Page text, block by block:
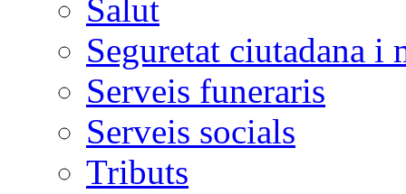
Salut
Seguretat ciutadana i
Serveis funeraris
Serveis socials
Tributs